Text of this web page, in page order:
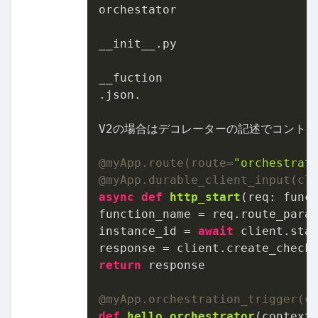
orchestator
__init__.py
__fuction
.json.
V2の場合はデコレーターの記述でコント
@myApp.route( route=
@myApp.durable_client_input(
async def http_start ( req:
function_name =
instance_id = await
return response
@myApp.orchestration_trigger(